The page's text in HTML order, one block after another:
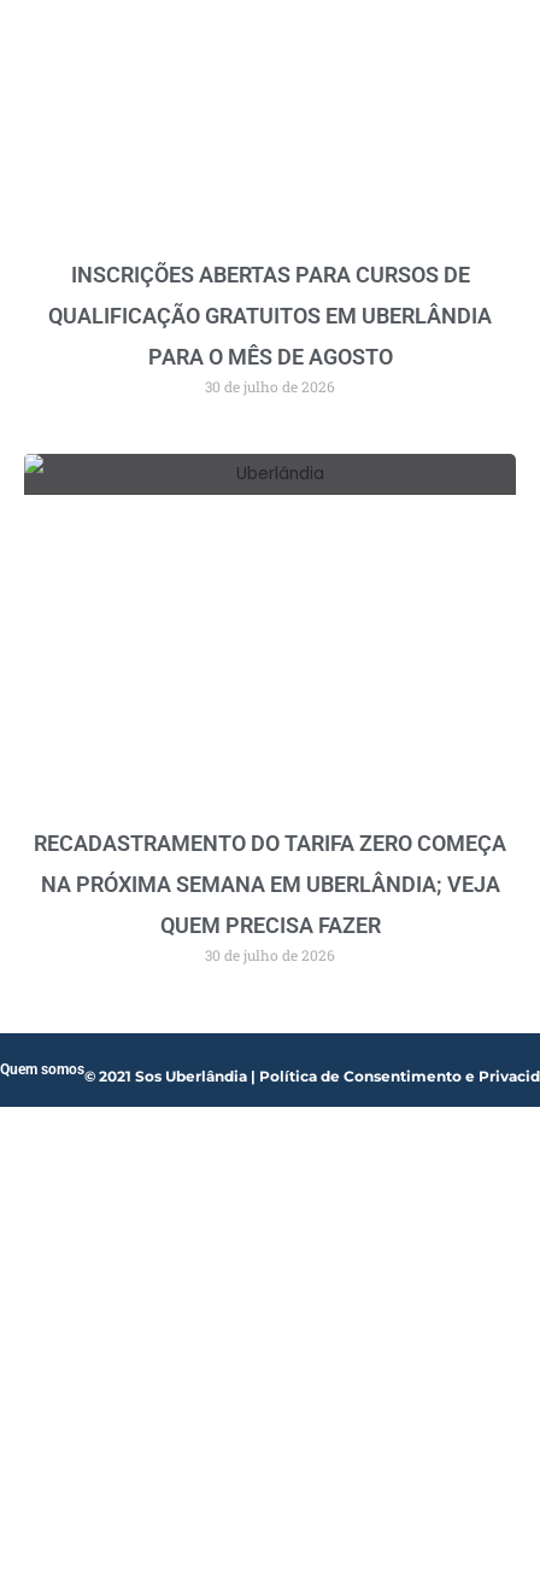
INSCRIÇÕES ABERTAS PARA CURSOS DE
QUALIFICAÇÃO GRATUITOS EM UBERLÂNDIA
PARA O MÊS DE AGOSTO
30 de julho de 2026
RECADASTRAMENTO DO TARIFA ZERO COMEÇA
NA PRÓXIMA SEMANA EM UBERLÂNDIA; VEJA
QUEM PRECISA FAZER
30 de julho de 2026
© 2021 Sos Uberlândia | Política de Consentimento e
Quem somos